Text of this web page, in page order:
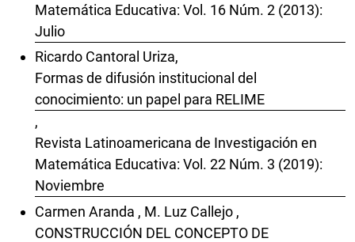
Matemática Educativa: Vol. 16 Núm. 2 (2013):
Julio
Ricardo Cantoral Uriza,
Formas de difusión institucional del
conocimiento: un papel para RELIME
,
Revista Latinoamericana de Investigación en
Matemática Educativa: Vol. 22 Núm. 3 (2019):
Noviembre
Carmen Aranda , M. Luz Callejo ,
CONSTRUCCIÓN DEL CONCEPTO DE